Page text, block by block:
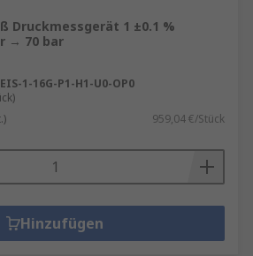
Druckmessgerät 1 ±0.1 %
→ 70 bar
1-16G-P1-H1-U0-OP0
959,04 €/Stück
Hinzufügen